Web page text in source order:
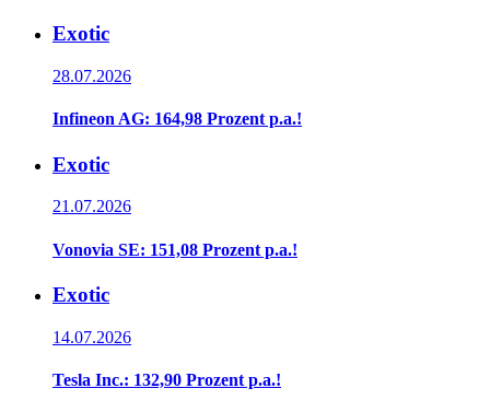
Exotic
28.07.2026
Infineon AG: 164,98 Prozent p.a.!
Exotic
21.07.2026
Vonovia SE: 151,08 Prozent p.a.!
Exotic
14.07.2026
Tesla Inc.: 132,90 Prozent p.a.!